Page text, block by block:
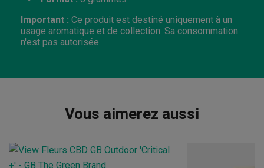
Important : Ce produit est destiné uniquement à un
usage aromatique et de collection. Sa consommation
n'est pas autorisée.
Vous aimerez aussi